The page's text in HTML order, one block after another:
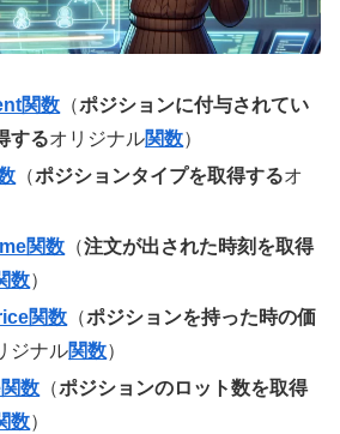
関数 （ポジションに付与されてい
するオリジナル関数）
（ポジションタイプを取得するオ
関数 （注文が出された時刻を取得
数）
関数 （ポジションを持った時の価
ジナル関数）
数 （ポジションのロット数を取得
数）